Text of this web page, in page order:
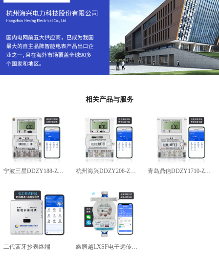
相关产品与服务
宁波三星DDZY188-Z型4G通讯智能电能表杭州海兴DDZY208-Z型RS485通讯智能电能表
青岛鼎信DDZY1710-Z型
二代蓝牙抄表终端 鑫腾越LXSF电子远传智能水表